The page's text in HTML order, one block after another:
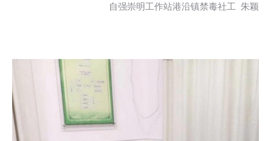
自强崇明工作站港沿镇禁毒社工 朱颖